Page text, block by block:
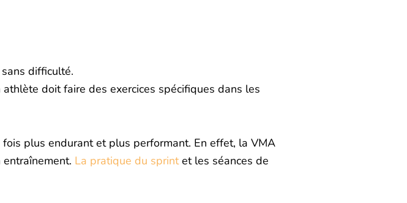
difficulté.
doit faire des exercices spécifiques dans les
plus endurant et plus performant. En effet, la VMA
La pratique du sprintet les séances de